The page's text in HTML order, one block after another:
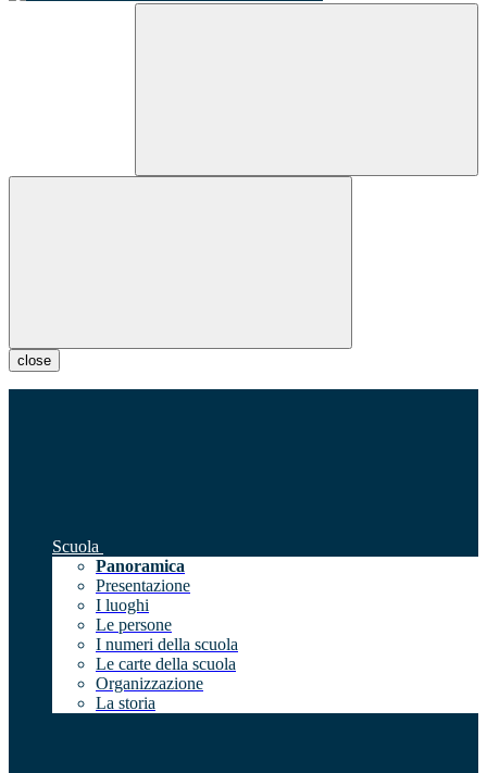
close
Scuola
Panoramica
Presentazione
I luoghi
Le persone
I numeri della scuola
Le carte della scuola
Organizzazione
La storia